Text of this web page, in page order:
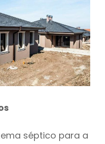
séptico para a